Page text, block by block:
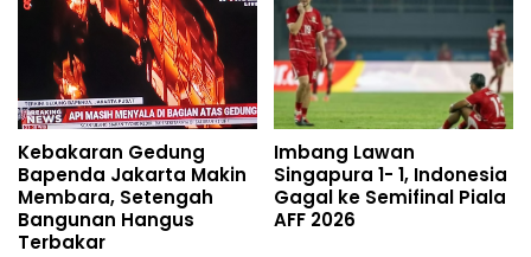
Kebakaran Gedung
Bapenda Jakarta Makin
Membara, Setengah
Bangunan Hangus
Terbakar
Imbang Lawan
Singapura 1- 1, Indonesia
Gagal ke Semifinal Piala
AFF 2026